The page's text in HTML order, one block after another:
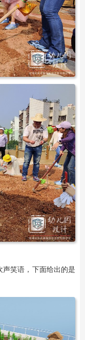
笑语，下面给出的是